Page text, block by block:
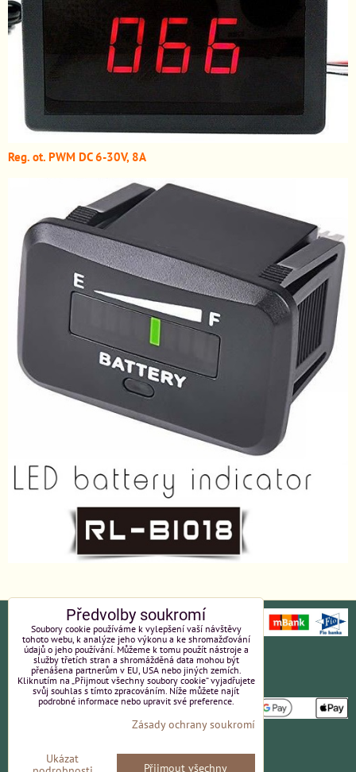
Reg. ot. PWM DC 6-30V, 8A
Ochrana osobních údajů
Platební údaje
Obchodní podmínky
Reklamace
Předvolby soukromí
Soubory cookie používáme k vylepšení vaší návštěvy
tohoto webu, k analýze jeho výkonu a ke shromažďování
údajů o jeho používání. Můžeme k tomu použít nástroje a
služby třetích stran a shromážděná data mohou být
přenášena partnerům v EU, USA nebo jiných zemích.
Kliknutím na „Přijmout všechny soubory cookie“ vyjadřujete
svůj souhlas s tímto zpracováním. Níže můžete najít
podrobné informace nebo upravit své preference.
Zásady ochrany soukromí
Ukázat
Přijmout všechny